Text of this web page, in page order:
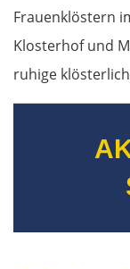
Frauenklöstern
Klosterhof und
ruhige